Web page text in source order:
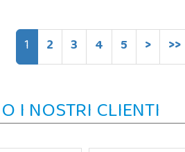
1 2 3 4 5 > >>
I NOSTRI CLIENTI